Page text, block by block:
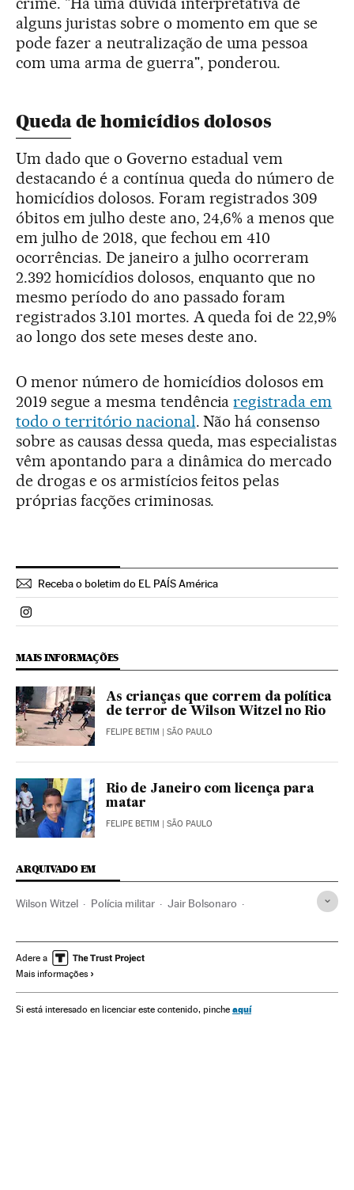
alguns juristas sobre o momento em que se
pode fazer a neutralização de uma pessoa
com uma arma de guerra", ponderou.
Queda de homicídios dolosos
Um dado que o Governo estadual vem
destacando é a contínua queda do número de
homicídios dolosos. Foram registrados 309
óbitos em julho deste ano, 24,6% a menos que
em julho de 2018, que fechou em 410
ocorrências. De janeiro a julho ocorreram
2.392 homicídios dolosos, enquanto que no
mesmo período do ano passado foram
registrados 3.101 mortes. A queda foi de 22,9%
ao longo dos sete meses deste ano.
O menor número de homicídios dolosos em
2019 segue a mesma tendênciaregistrada em
todo o território nacional. Não há consenso
sobre as causas dessa queda, mas especialistas
vêm apontando para a dinâmica do mercado
de drogas e os armistícios feitos pelas
próprias facções criminosas.
Receba o boletim do EL PAÍS América
Politica El País Brasil en Instagram
MAIS INFORMAÇÕES
As crianças que correm da política
de terror de Wilson Witzel no Rio
FELIPE BETIM | SÃO PAULO
Rio de Janeiro com licença para
matar
FELIPE BETIM | SÃO PAULO
ARQUIVADO EM
Wilson Witzel Polícia militar Jair Bolsonaro
Ação policial Crime organizado
Polícia
América Latina América Problemas sociais Política
Adere a
Mais informações
Si está interesado en licenciar este contenido, pinche aquí